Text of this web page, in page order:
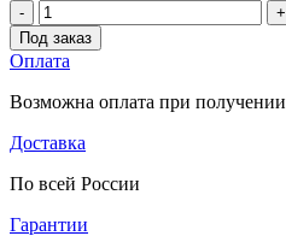
-
+
Под заказ
Оплата
Возможна оплата при получении
Доставка
По всей России
Гарантии